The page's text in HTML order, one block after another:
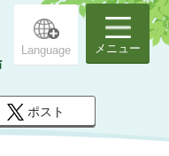
Language メニュー
ポスト